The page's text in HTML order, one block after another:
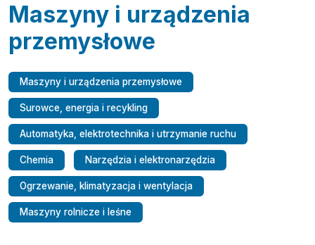
Maszyny i urządzenia
przemysłowe
Maszyny i urządzenia przemysłowe
Surowce, energia i recykling
Automatyka, elektrotechnika i utrzymanie ruchu
Chemia Narzędzia i elektronarzędzia
Ogrzewanie, klimatyzacja i wentylacja
Maszyny rolnicze i leśne